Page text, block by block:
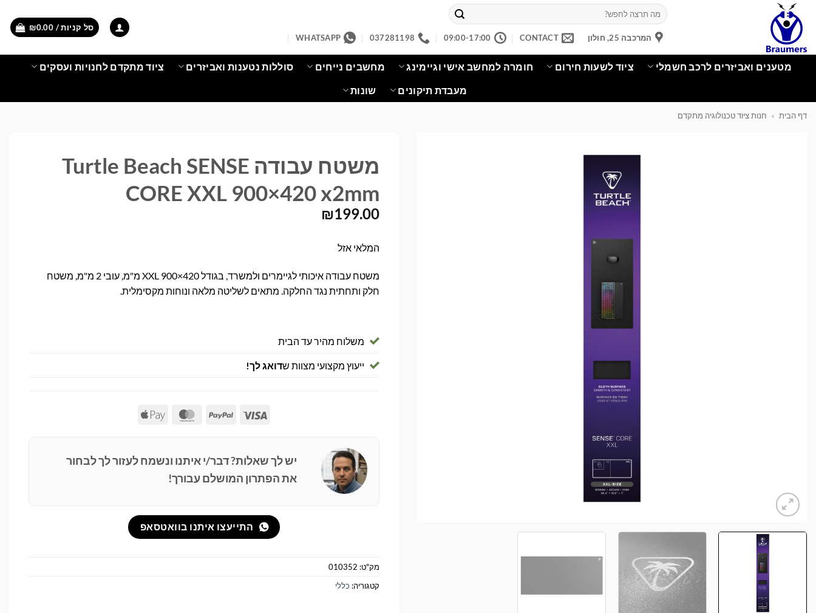
content
חיפוש
עבור:
המרכבה 25, חולון CONTACT
09:00-17:00
037281198
WHATSAPP
סל קניות / ₪0.00
מטענים ואביזרים לרכב חשמלי ציוד לשעות חירום חומרה למחשב אישי וגיימינג מחשבים נייחים סוללות נטענות ואביזרים ציוד מתקדם לחנויות ועסקים
מעבדת תיקונים שונות
דף הבית » חנות ציוד טכנולוגיה מתקדם
משטח עבודה Turtle Beach SENSE
CORE XXL 900×420 x2mm
₪199.00
המלאי אזל
משטח עבודה איכותי לגיימרים ולמשרד, בגודל XXL 900×420 מ"מ, עובי 2 מ"מ, משטח
חלק ותחתית נגד החלקה. מתאים לשליטה מלאה ונוחות מקסימלית.
משלוח מהיר עד הבית
ייעוץ מקצועי מצוות שדואג לך!
Visa
PayPal
MasterCard
Apple
יש לך שאלות? דבר/י איתנו ונשמח לעזור לך לבחור
את הפתרון המושלם עבורך!
התייעצו איתנו בוואטסאפ
מק"ט: 010352
קטגוריה: כללי